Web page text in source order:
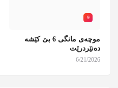
9
موچەی مانگی 6 بێ کێشە
دەنێردرێت
6/21/2026